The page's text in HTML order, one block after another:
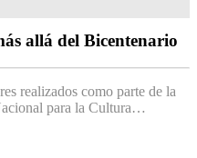
allá del Bicentenario
realizados como parte de la
para la Cultura…